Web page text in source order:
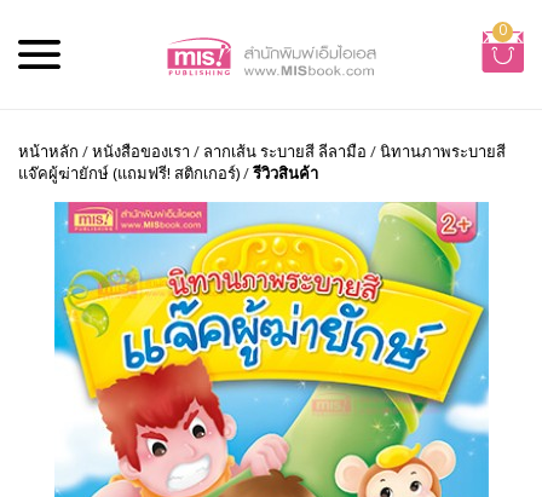
0
หน้าหลัก /หนังสือของเรา / ลากเส้น ระบายสี ลีลามือ /นิทานภาพระบายสี
แจ๊คผู้ฆ่ายักษ์ (แถมฟรี! สติกเกอร์)/รีวิวสินค้า